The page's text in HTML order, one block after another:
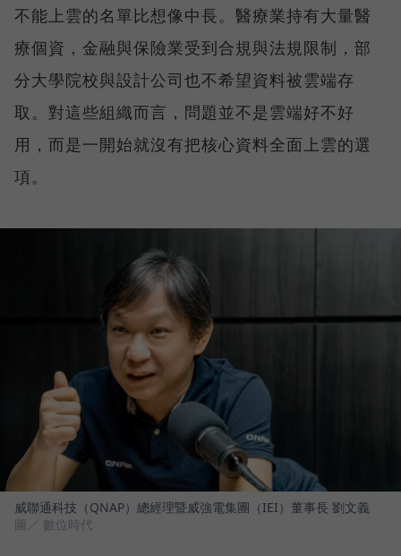
不能上雲的名單比想像中長。醫療業持有大量醫
療個資，金融與保險業受到合規與法規限制，部
分大學院校與設計公司也不希望資料被雲端存
取。對這些組織而言，問題並不是雲端好不好
用，而是一開始就沒有把核心資料全面上雲的選
項。
威聯通科技（QNAP）總經理暨威強電集團（IEI）董事長 劉文義
圖／ 數位時代